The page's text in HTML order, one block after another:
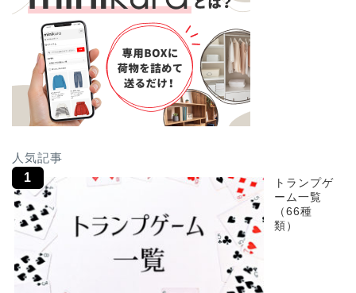
人気記事
トランプゲ
ーム一覧
（66種
類）